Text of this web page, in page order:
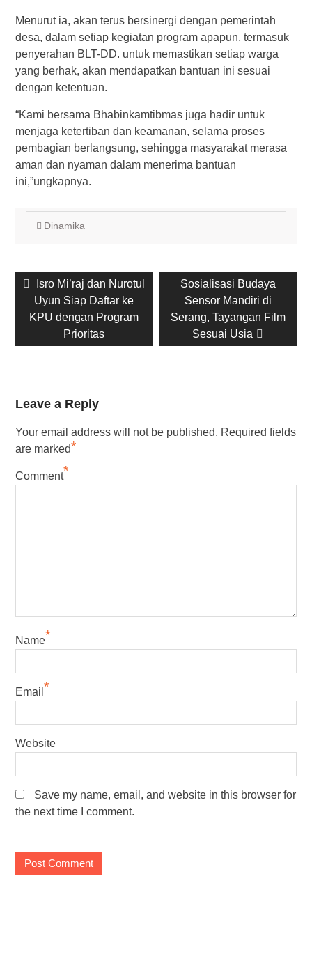
Menurut ia, akan terus bersinergi dengan pemerintah
desa, dalam setiap kegiatan program apapun, termasuk
penyerahan BLT-DD. untuk memastikan setiap warga
yang berhak, akan mendapatkan bantuan ini sesuai
dengan ketentuan.
“Kami bersama Bhabinkamtibmas juga hadir untuk
menjaga ketertiban dan keamanan, selama proses
pembagian berlangsung, sehingga masyarakat merasa
aman dan nyaman dalam menerima bantuan
ini,”ungkapnya.
Dinamika
navigation
Previous
post:
Isro Mi’raj dan Nurotul
Uyun Siap Daftar ke
KPU dengan Program
Prioritas
Next
post:
Sosialisasi Budaya
Sensor Mandiri di
Serang, Tayangan Film
Sesuai Usia
Leave a Reply
Your email address will not be published. Required fields
are marked*
Comment*
Name*
Email *
Website
Save my name, email, and website in this browser for
the next time I comment.